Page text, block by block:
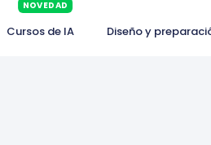
Cursos de IA
NOVEDAD
Diseño y